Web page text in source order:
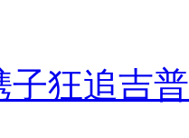
子狂追吉